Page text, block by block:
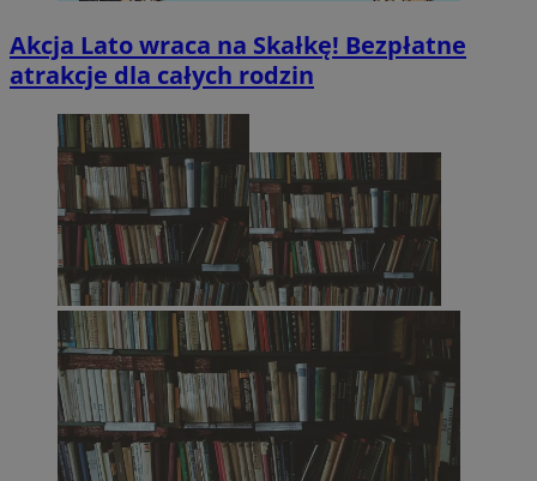
Akcja Lato wraca na Skałkę! Bezpłatne
atrakcje dla całych rodzin